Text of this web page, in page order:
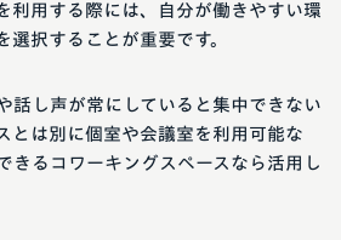
利用する際には、自分が働きやすい環
選択することが重要です。
話し声が常にしていると集中できない
とは別に個室や会議室を利用可能な
きるコワーキングスペースなら活用し